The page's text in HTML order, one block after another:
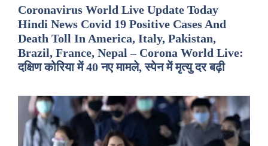
Coronavirus World Live Update Today
Hindi News Covid 19 Positive Cases And
Death Toll In America, Italy, Pakistan,
Brazil, France, Nepal – Corona World Live:
दक्षिण कोरिया में 40 नए मामले, स्पेन में मृत्यु दर बढ़ी